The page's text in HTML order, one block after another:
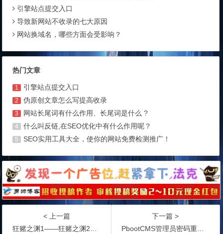
引擎站点提交入口
导致新网站不收录的七大原因
网站换域名，哪些方面会受影响？
热门文章
1 引擎站点提交入口
2 伪原创文章怎么写提高收录
3 网站长尾词有什么作用、长尾词是什么 ?
4 什么叫反链,在SEO优化中有什么作用呢？
5 SEO实用工具大全，使你的网站免费检测推广！
< 上一篇
狂赌之渊1——狂赌之渊2：绝体绝命俄罗斯轮盘！BT下载
下一篇 >
PbootCMS管理员密码重置工具！